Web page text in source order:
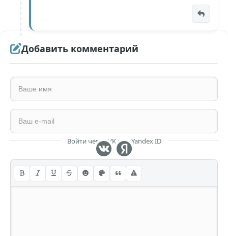
Добавить комментарий
Войти через VK или Yandex ID